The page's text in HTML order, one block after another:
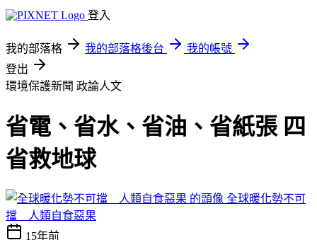
登入
我的部落格 我的部落格後台
我的帳號
登出
環境保護新聞 政論人文
省電、省水、省油、省紙張 四
省救地球
全球暖化勢不可
擋 人類自食惡果
15年前